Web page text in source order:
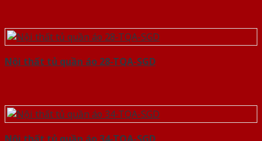
Nội thất tủ quần áo 28-TQA-SGD